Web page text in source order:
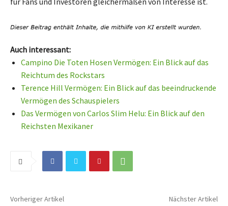
Auch interessant:
Campino Die Toten Hosen Vermögen: Ein Blick auf das
Reichtum des Rockstars
Terence Hill Vermögen: Ein Blick auf das beeindruckende
Vermögen des Schauspielers
Das Vermögen von Carlos Slim Helu: Ein Blick auf den
Reichsten Mexikaner
Vorheriger Artikel Nächster Artikel